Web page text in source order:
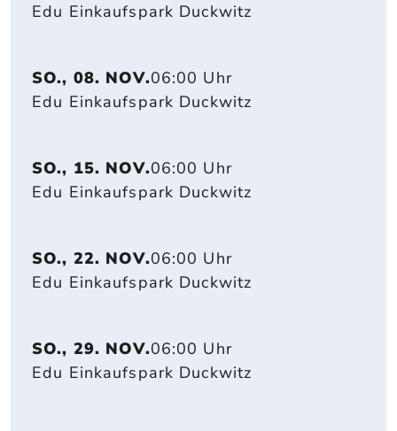
Edu Einkaufspark Duckwitz
SO., 08. NOV.06:00 Uhr
Edu Einkaufspark Duckwitz
SO., 15. NOV.06:00 Uhr
Edu Einkaufspark Duckwitz
SO., 22. NOV.06:00 Uhr
Edu Einkaufspark Duckwitz
SO., 29. NOV.06:00 Uhr
Edu Einkaufspark Duckwitz